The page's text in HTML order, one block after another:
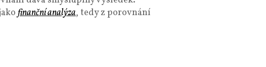
finanční analýza, tedy z porovnání